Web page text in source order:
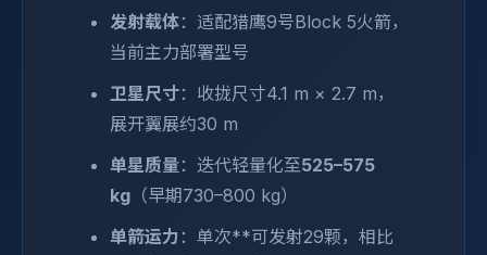
发射载体：适配猎鹰9号Block 5火箭，
当前主力部署型号
卫星尺寸：收拢尺寸4.1 m × 2.7 m，
展开翼展约30 m
单星质量：迭代轻量化至525–575
kg （早期730–800 kg）
单箭运力 ：单次**可发射29颗，相比